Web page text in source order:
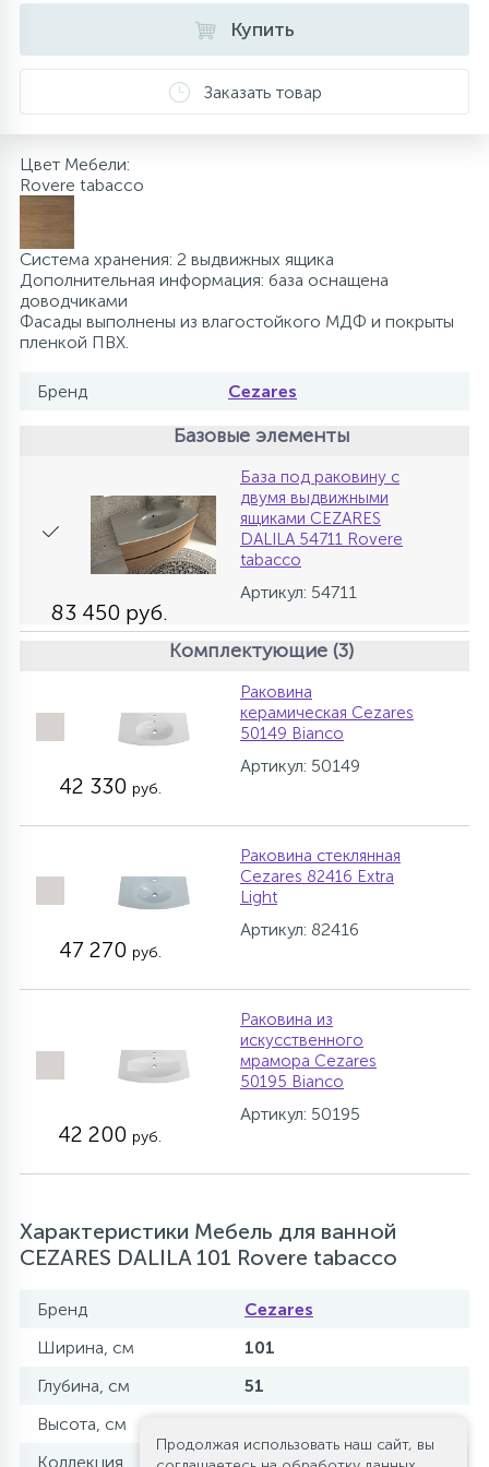
Напольные смесители
Душевые системы
Купить
Заказать товар
Цвет Мебели:
Rovere tabacco
Система хранения: 2 выдвижных ящика
Дополнительная информация: база оснащена
доводчиками
Фасады выполнены из влагостойкого МДФ и покрыты
пленкой ПВХ.
Бренд Cezares
Базовые элементы
База под раковину с
двумя выдвижными
ящиками CEZARES
DALILA 54711 Rovere
tabacco
Артикул: 54711
83 450 руб.
Комплектующие (3)
Раковина
керамическая Cezares
50149 Bianco
Артикул: 50149
42 330 руб.
Раковина стеклянная
Cezares 82416 Extra
Light
Артикул: 82416
47 270 руб.
Раковина из
искуcственного
мрамора Cezares
50195 Bianco
Артикул: 50195
42 200 руб.
Характеристики Мебель для ванной
CEZARES DALILA 101 Rovere tabacco
Бренд
Cezares
Ширина, см
101
Глубина, см
51
Высота, см
Коллекция
DALILA
Продолжая использовать наш сайт, вы